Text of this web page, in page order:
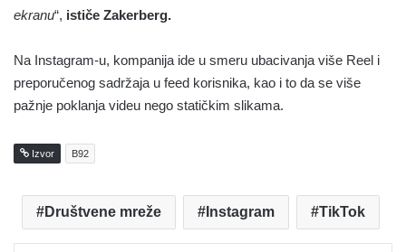
ekranu“, ističe Zakerberg.
Na Instagram-u, kompanija ide u smeru ubacivanja više Reel i
preporučenog sadržaja u feed korisnika, kao i to da se više
pažnje poklanja videu nego statičkim slikama.
Izvor B92
Društvene mreže Instagram TikTok